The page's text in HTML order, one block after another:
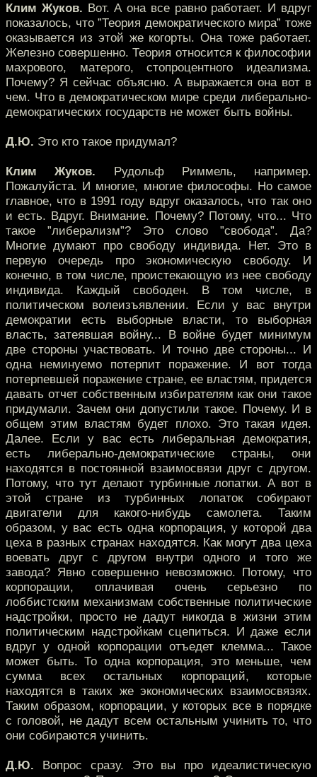
Клим Жуков. Вот. А она все равно работает. И вдруг
показалось, что ”Теория демократического мира” тоже
оказывается из этой же когорты. Она тоже работает.
Железно совершенно. Теория относится к философии
махрового, матерого, стопроцентного идеализма.
Почему? Я сейчас объясню. А выражается она вот в
чем. Что в демократическом мире среди либерально-
демократических государств не может быть войны.
Д.Ю. Это кто такое придумал?
Клим Жуков. Рудольф Риммель, например.
Пожалуйста. И многие, многие философы. Но самое
главное, что в 1991 году вдруг оказалось, что так оно
и есть. Вдруг. Внимание. Почему? Потому, что... Что
такое ”либерализм”? Это слово ”свобода”. Да?
Многие думают про свободу индивида. Нет. Это в
первую очередь про экономическую свободу. И
конечно, в том числе, проистекающую из нее свободу
индивида. Каждый свободен. В том числе, в
политическом волеизъявлении. Если у вас внутри
демократии есть выборные власти, то выборная
власть, затеявшая войну... В войне будет минимум
две стороны участвовать. И точно две стороны... И
одна неминуемо потерпит поражение. И вот тогда
потерпевшей поражение стране, ее властям, придется
давать отчет собственным избирателям как они такое
придумали. Зачем они допустили такое. Почему. И в
общем этим властям будет плохо. Это такая идея.
Далее. Если у вас есть либеральная демократия,
есть либерально-демократические страны, они
находятся в постоянной взаимосвязи друг с другом.
Потому, что тут делают турбинные лопатки. А вот в
этой стране из турбинных лопаток собирают
двигатели для какого-нибудь самолета. Таким
образом, у вас есть одна корпорация, у которой два
цеха в разных странах находятся. Как могут два цеха
воевать друг с другом внутри одного и того же
завода? Явно совершенно невозможно. Потому, что
корпорации, оплачивая очень серьезно по
лоббистским механизмам собственные политические
надстройки, просто не дадут никогда в жизни этим
политическим надстройкам сцепиться. И даже если
вдруг у одной корпорации отъедет клемма... Такое
может быть. То одна корпорация, это меньше, чем
сумма всех остальных корпораций, которые
находятся в таких же экономических взаимосвязях.
Таким образом, корпорации, у которых все в порядке
с головой, не дадут всем остальным учинить то, что
они собираются учинить.
Д.Ю. Вопрос сразу. Это вы про идеалистическую